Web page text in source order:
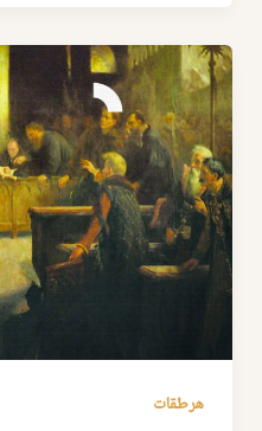
هرطقات